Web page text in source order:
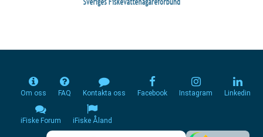
Om oss FAQ Kontakta oss Facebook Instagram Linkedin
iFiske Forum iFiske Åland